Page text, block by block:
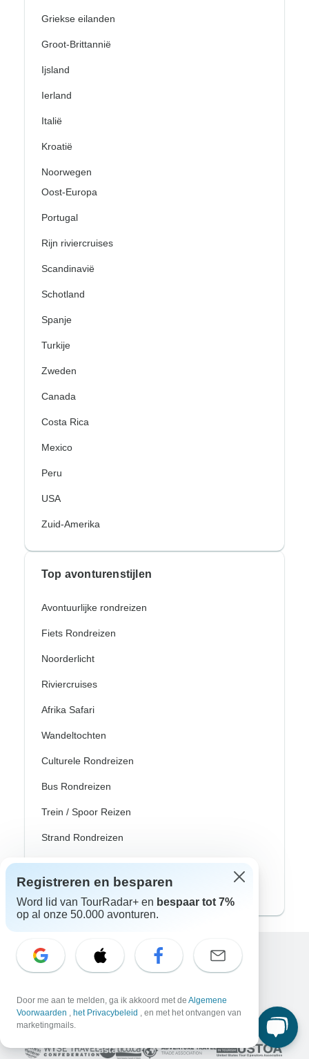
Griekse eilanden
Groot-Brittannië
Ijsland
Ierland
Italië
Kroatië
Noorwegen
Oost-Europa
Portugal
Rijn riviercruises
Scandinavië
Schotland
Spanje
Turkije
Zweden
Canada
Costa Rica
Mexico
Peru
USA
Zuid-Amerika
Top avonturenstijlen
Avontuurlijke rondreizen
Fiets Rondreizen
Noorderlicht
Riviercruises
Afrika Safari
Wandeltochten
Culturele Rondreizen
Bus Rondreizen
Trein / Spoor Reizen
Strand Rondreizen
Familie Rondreizen
Privé Rondreizen
Excellent
Geassocieerd met
Registreren en besparen
Word lid van TourRadar+ en bespaar tot 7%
op al onze 50.000 avonturen.
Door me aan te melden, ga ik akkoord met de Algemene
Voorwaarden , het Privacybeleid , en met het ontvangen van
marketingmails.